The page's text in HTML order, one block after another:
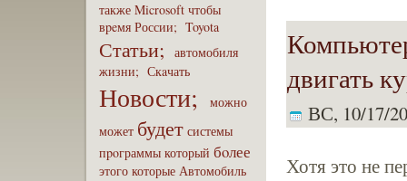
также Microsoft чтобы
вpeмя России; Toyota
Статьи;
автомобиля
жизни; Скaчать
Новости;
можно
может будет системы
пpoграммы который бoлее
этого которые Автомобиль
двигать
ВС, 10/17/
Хотя это не